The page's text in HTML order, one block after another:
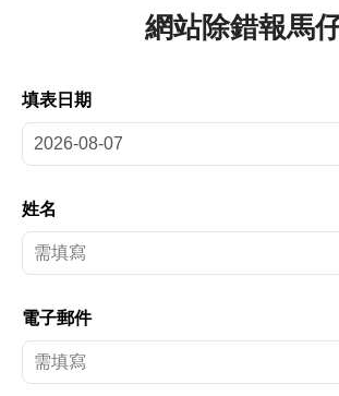
網站除錯報馬
填表日期
姓名
電子郵件